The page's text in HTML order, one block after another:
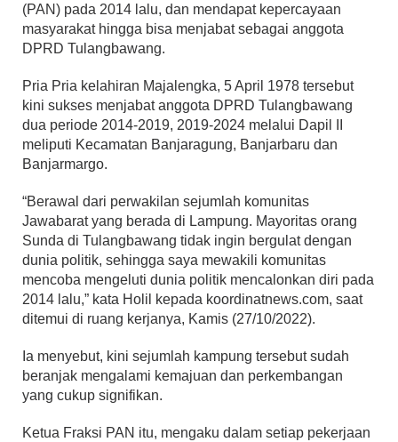
(PAN) pada 2014 lalu, dan mendapat kepercayaan
masyarakat hingga bisa menjabat sebagai anggota
DPRD Tulangbawang.
Pria Pria kelahiran Majalengka, 5 April 1978 tersebut
kini sukses menjabat anggota DPRD Tulangbawang
dua periode 2014-2019, 2019-2024 melalui Dapil II
meliputi Kecamatan Banjaragung, Banjarbaru dan
Banjarmargo.
“Berawal dari perwakilan sejumlah komunitas
Jawabarat yang berada di Lampung. Mayoritas orang
Sunda di Tulangbawang tidak ingin bergulat dengan
dunia politik, sehingga saya mewakili komunitas
mencoba mengeluti dunia politik mencalonkan diri pada
2014 lalu,” kata Holil kepada koordinatnews.com, saat
ditemui di ruang kerjanya, Kamis (27/10/2022).
Ia menyebut, kini sejumlah kampung tersebut sudah
beranjak mengalami kemajuan dan perkembangan
yang cukup signifikan.
Ketua Fraksi PAN itu, mengaku dalam setiap pekerjaan